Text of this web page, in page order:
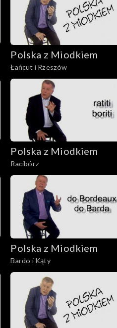
Polska z Miodkiem
Łańcut i Rzeszów
Polska z Miodkiem
Racibórz
Polska z Miodkiem
Bardo i Kąty